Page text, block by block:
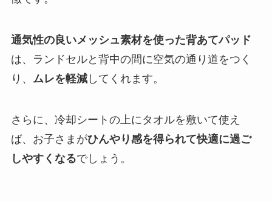
通気性の良いメッシュ素材を使った背あてパッド
は、ランドセルと背中の間に空気の通り道をつく
り、 ムレを軽減してくれます。
さらに、冷却シートの上にタオルを敷いて使え
ば、お子さまがひんやり感を得られて快適に過ご
しやすくなるでしょう。